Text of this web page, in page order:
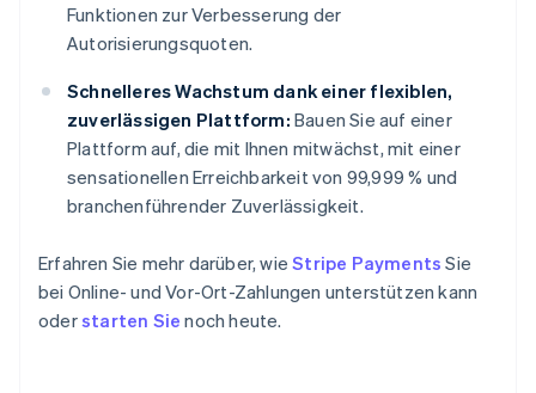
Funktionen zur Verbesserung der
Autorisierungsquoten.
Schnelleres Wachstum dank einer flexiblen,
zuverlässigen Plattform: Bauen Sie auf einer
Plattform auf, die mit Ihnen mitwächst, mit einer
sensationellen Erreichbarkeit von 99,999 % und
branchenführender Zuverlässigkeit.
Erfahren Sie mehr darüber, wieStripe Payments Sie
bei Online- und Vor-Ort-Zahlungen unterstützen kann
oderstarten Sie noch heute.